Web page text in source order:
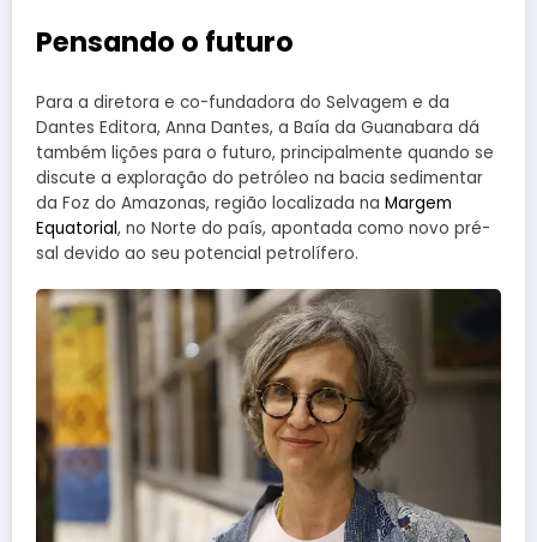
Pensando o futuro
Para a diretora e co-fundadora do Selvagem e da
Dantes Editora, Anna Dantes, a Baía da Guanabara dá
também lições para o futuro, principalmente quando se
discute a exploração do petróleo na bacia sedimentar
da Foz do Amazonas, região localizada na Margem
Equatorial, no Norte do país, apontada como novo pré-
sal devido ao seu potencial petrolífero.